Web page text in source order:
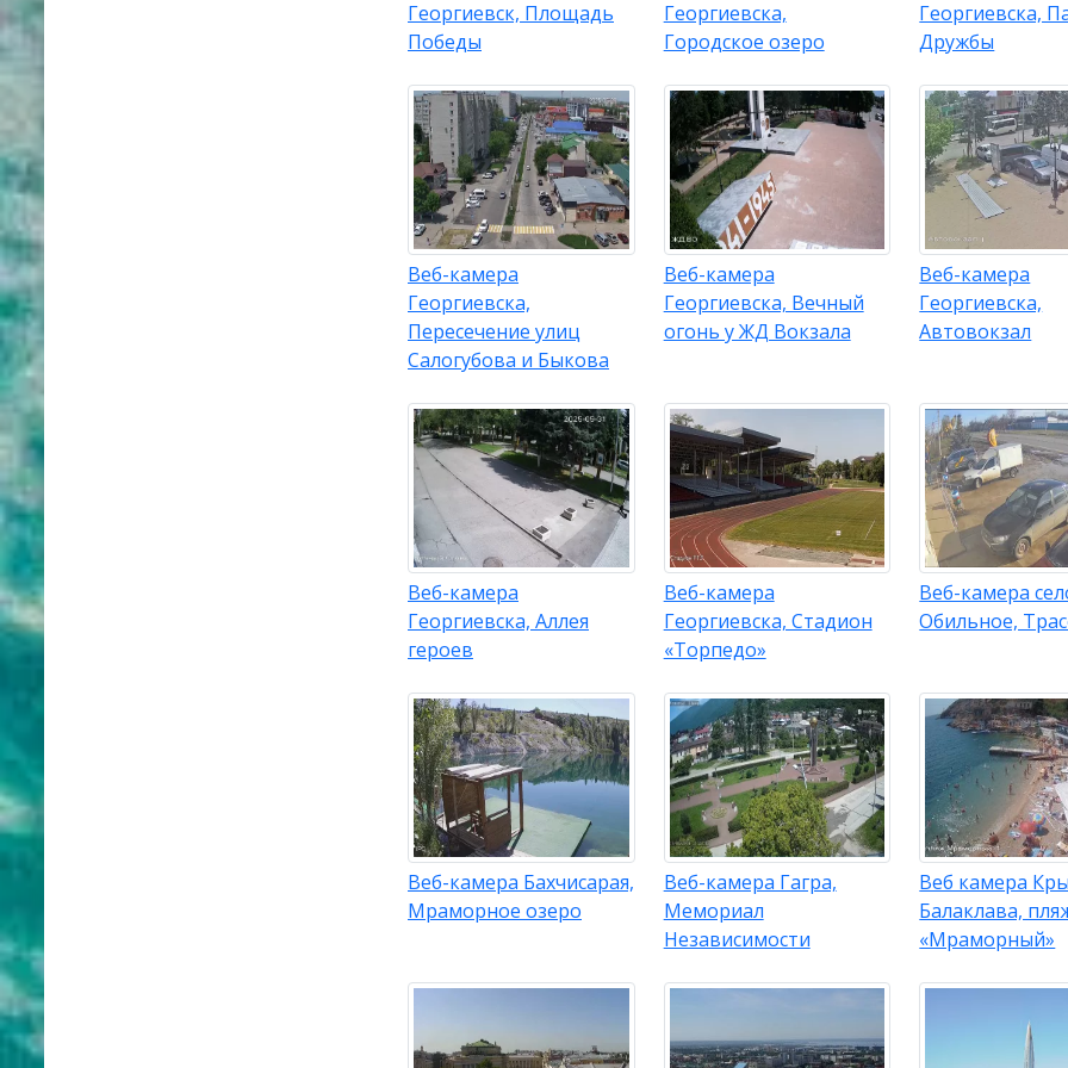
Георгиевск, Площадь
Победы
Георгиевска,
Городское озеро
Георгиевска,
Дружбы
Веб-камера
Георгиевска,
Пересечение улиц
Салогубова и Быкова
Веб-камера
Георгиевска, Вечный
огонь у ЖД Вокзала
Веб-камера
Георгиевска,
Автовокзал
Веб-камера
Георгиевска, Аллея
героев
Веб-камера
Георгиевска, Стадион
«Торпедо»
Веб-камера
Обильное,
Веб-камера Бахчисарая,
Мраморное озеро
Веб-камера Гагра,
Мемориал
Независимости
Веб камера
Балаклава,
«Мраморный»